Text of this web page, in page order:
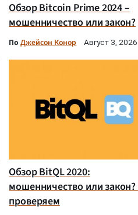
Обзор Bitcoin Prime 2024 –
мошенничество или закон?
ПоДжейсон Конор Август 3, 2026
Обзор BitQL 2020:
мошенничество или
проверяем